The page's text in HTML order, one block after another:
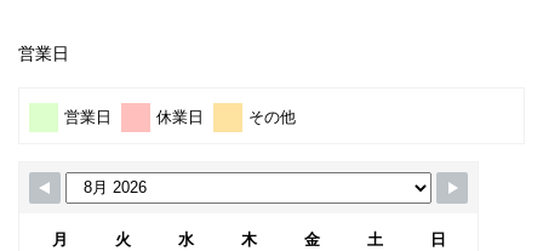
営業日
営業日 休業日 その他
月 火 水 木 金 土 日